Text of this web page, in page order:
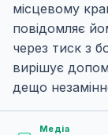
місцевому
повідомляє
через тиск з
вирішує
дещо
Медіа